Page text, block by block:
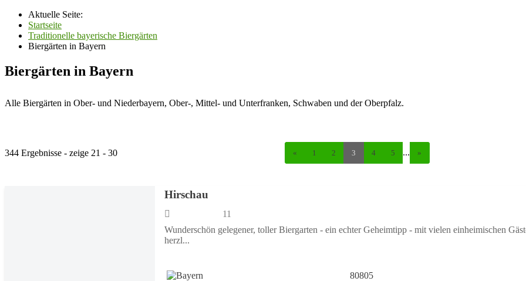
Aktuelle Seite:
Startseite
Traditionelle bayerische Biergärten
Biergärten in Bayern
Biergärten in Bayern
Alle Biergärten in Ober- und Niederbayern, Ober-, Mittel- und Unterfranken, Schwaben und der Oberpfalz.
344 Ergebnisse - zeige 21 - 30 « 1 2 3 4 5 ... »
Hirschau
11
Wunderschön gelegener, toller Biergarten - ein echter Geheimtipp - mit vielen einheimischen
herzl...
80805